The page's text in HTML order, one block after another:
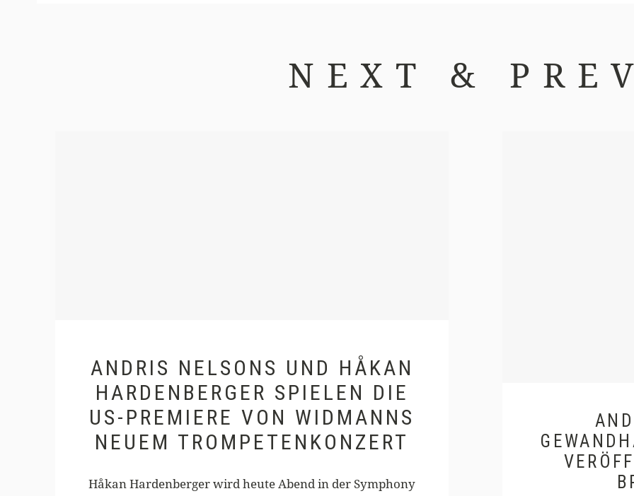
NEXT &
ANDRIS NELSONS UND HÅKAN
HARDENBERGER SPIELEN DIE
US-PREMIERE VON WIDMANNS
NEUEM TROMPETENKONZERT
Håkan Hardenberger wird heute Abend in der Symphony